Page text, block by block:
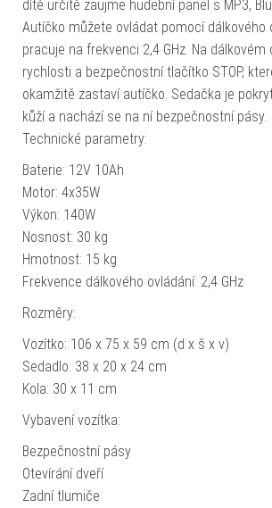
dítě určitě zaujme hudební panel s MP3,
Autíčko můžete ovládat pomocí dálkového
pracuje na frekvenci 2,4 GHz. Na
rychlosti a bezpečnostní tlačítko STOP,
okamžitě zastaví autíčko. Sedačka je
kůží a nachází se na ní bezpečnostní pásy.
Technické parametry:
Baterie: 12V 10Ah
Motor: 4x35W
Výkon: 140W
Nosnost: 30 kg
Hmotnost: 15 kg
Frekvence dálkového ovládání: 2,4 GHz
Rozměry:
Vozítko: 106 x 75 x 59 cm (d x š x v)
Sedadlo: 38 x 20 x 24 cm
Kola: 30 x 11 cm
Vybavení vozítka:
Bezpečnostní pásy
Otevírání dveří
Zadní tlumiče